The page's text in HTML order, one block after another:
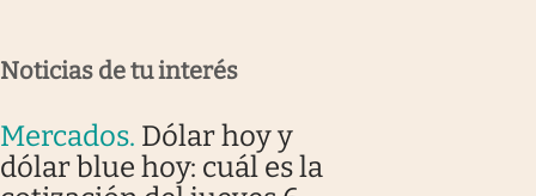
Noticias de tu interés
Mercados. Dólar hoy y
dólar blue hoy: cuál es la